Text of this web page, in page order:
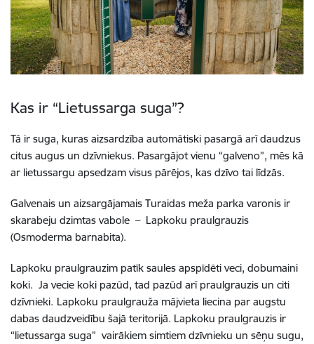
Kas ir “Lietussarga suga”?
Tā ir suga, kuras aizsardzība automātiski pasargā arī daudzus
citus augus un dzīvniekus. Pasargājot vienu “galveno”, mēs kā
ar lietussargu apsedzam visus pārējos, kas dzīvo tai līdzās.
Galvenais un aizsargājamais Turaidas meža parka varonis ir
skarabeju dzimtas vabole – Lapkoku praulgrauzis
(Osmoderma barnabita).
Lapkoku praulgrauzim patīk saules apspīdēti veci, dobumaini
koki. Ja vecie koki pazūd, tad pazūd arī praulgrauzis un citi
dzīvnieki. Lapkoku praulgrauža mājvieta liecina par augstu
dabas daudzveidību šajā teritorijā. Lapkoku praulgrauzis ir
“lietussarga suga” vairākiem simtiem dzīvnieku un sēņu sugu,